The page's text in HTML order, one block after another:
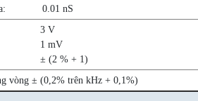
0.01 nS
3 V
1 mV
± (2 % + 1)
vòng ± (0,2% trên kHz + 0,1%)